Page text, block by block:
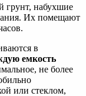
грунт, набухшие
Их помещают
в
емкость
не более
или стеклом,